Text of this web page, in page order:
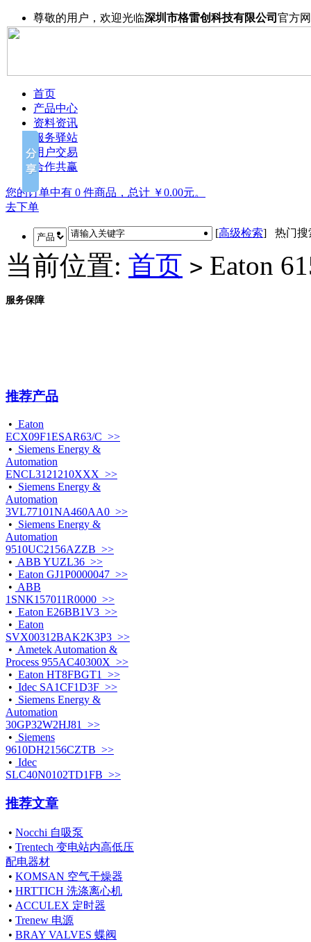
尊敬的用户，欢迎光临深圳市格雷创科技有限公司 官方
首页
产品中心
资料资讯
服务驿站
用户交易
合作共赢
您的订单中有 0 件商品，总计 ￥0.00元。
去下单
[高级检索] 热门搜
当前位置: 首页 > Eaton
服务保障
推荐产品
• Eaton
ECX09F1ESAR63/C >>
• Siemens Energy &
Automation
ENCL3121210XXX >>
• Siemens Energy &
Automation
3VL77101NA460AA0 >>
• Siemens Energy &
Automation
9510UC2156AZZB >>
• ABB YUZL36 >>
• Eaton GJ1P0000047 >>
• ABB
1SNK157011R0000 >>
• Eaton E26BB1V3 >>
• Eaton
SVX00312BAK2K3P3 >>
• Ametek Automation &
Process 955AC40300X >>
• Eaton HT8FBGT1 >>
• Idec SA1CF1D3F >>
• Siemens Energy &
Automation
30GP32W2HJ81 >>
• Siemens
9610DH2156CZTB >>
• Idec
SLC40N0102TD1FB >>
推荐文章
• Nocchi 自吸泵
• Trentech 变电站内高低压
配电器材
• KOMSAN 空气干燥器
• HRTTICH 洗涤离心机
• ACCULEX 定时器
• Trenew 电源
• BRAY VALVES 蝶阀